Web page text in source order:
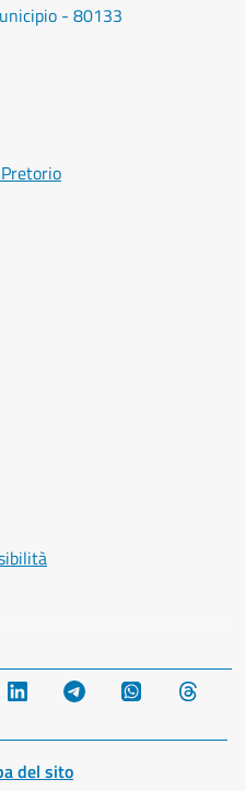
- 80133
LinkedIn Telegram WhatsApp
del sito